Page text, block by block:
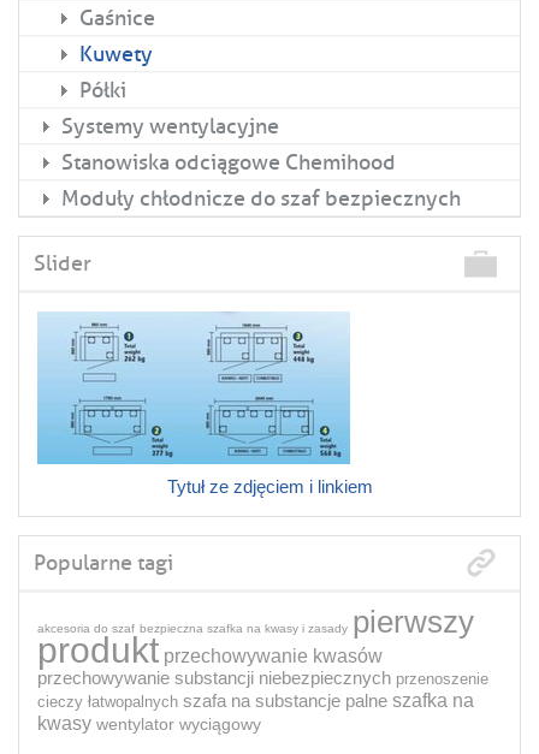
Gaśnice
Kuwety
Półki
Systemy wentylacyjne
Stanowiska odciągowe Chemihood
Moduły chłodnicze do szaf bezpiecznych
Slider
Tytuł ze zdjęciem i linkiem
Popularne tagi
akcesoria do szaf bezpieczna szafka na kwasy i zasady pierwszy
produkt przechowywanie kwasów
przechowywanie substancji niebezpiecznych przenoszenie
cieczy łatwopalnych szafa na substancje palne szafka na
kwasy wentylator wyciągowy